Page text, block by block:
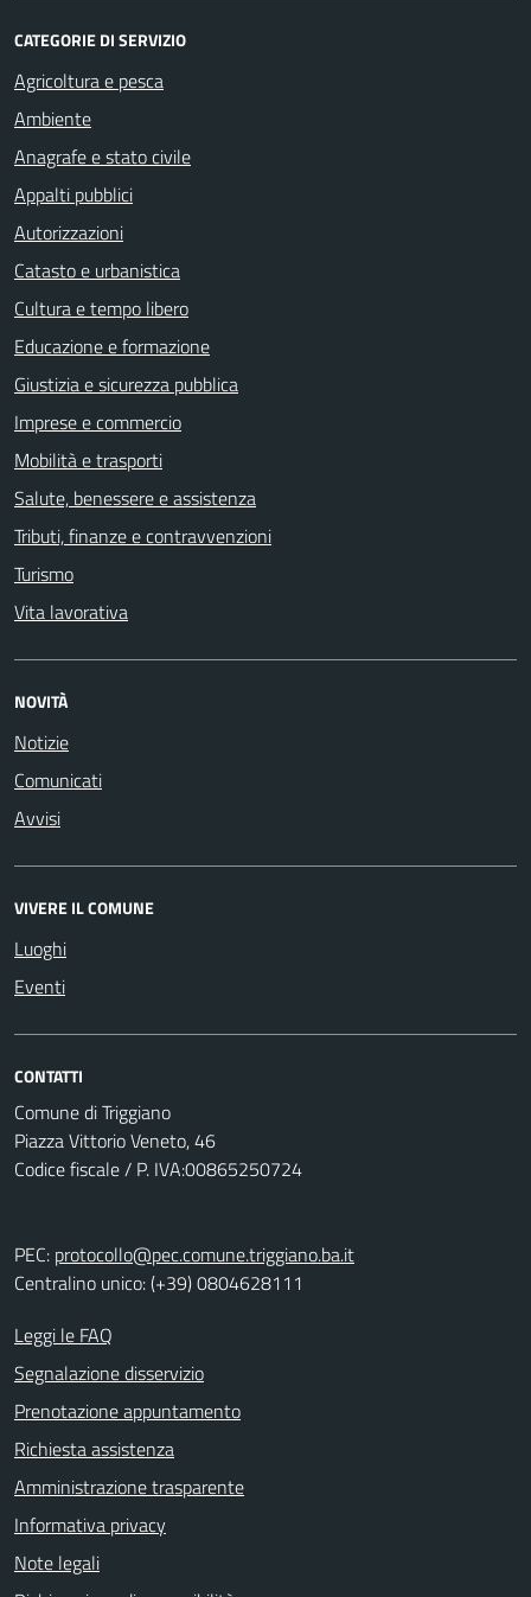
CATEGORIE DI SERVIZIO
Agricoltura e pesca
Ambiente
Anagrafe e stato civile
Appalti pubblici
Autorizzazioni
Catasto e urbanistica
Cultura e tempo libero
Educazione e formazione
Giustizia e sicurezza pubblica
Imprese e commercio
Mobilità e trasporti
Salute, benessere e assistenza
Tributi, finanze e contravvenzioni
Turismo
Vita lavorativa
NOVITÀ
Notizie
Comunicati
Avvisi
VIVERE IL COMUNE
Luoghi
Eventi
CONTATTI
Comune di Triggiano
Piazza Vittorio Veneto, 46
Codice fiscale / P. IVA:00865250724
PEC: protocollo@pec.comune.triggiano.ba.it
Centralino unico: (+39) 0804628111
Leggi le FAQ
Segnalazione disservizio
Prenotazione appuntamento
Richiesta assistenza
Amministrazione trasparente
Informativa privacy
Note legali